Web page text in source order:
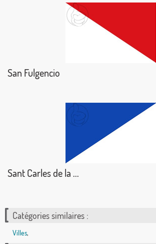
San Fulgencio
Sant Carles de la ...
Catégories similaires :
Villes,